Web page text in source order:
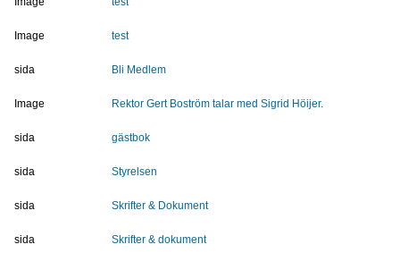
Image test
sida Bli Medlem
Image Rektor Gert Boström talar med Sigrid Höijer.
sida gästbok
sida Styrelsen
sida Skrifter & Dokument
sida Skrifter & dokument